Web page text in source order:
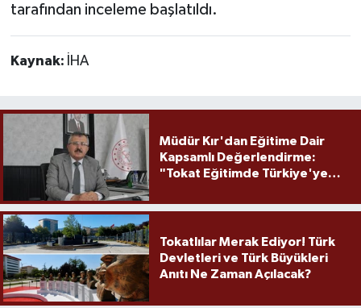
tarafından inceleme başlatıldı.
Kaynak: İHA
Müdür Kır'dan Eğitime Dair
Kapsamlı Değerlendirme:
"Tokat Eğitimde Türkiye'ye
Tokatlılar Merak Ediyor! Türk
Devletleri ve Türk Büyükleri
Anıtı Ne Zaman Açılacak?